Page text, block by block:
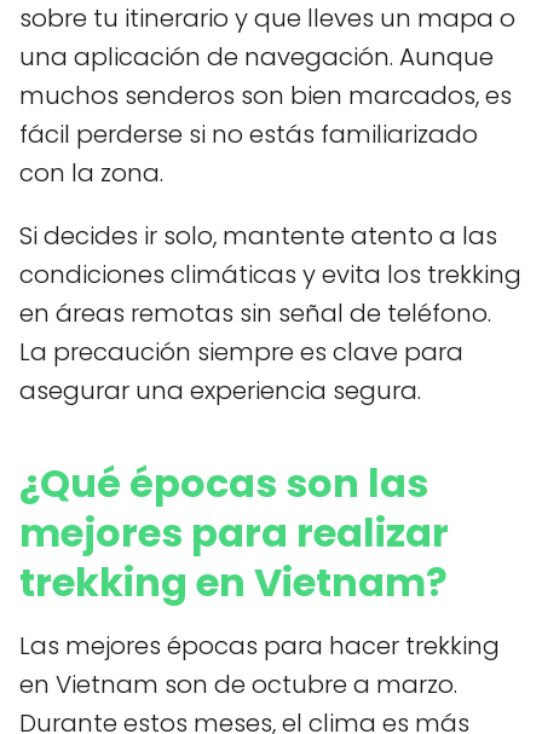
sobre tu itinerario y que lleves un mapa o
una aplicación de navegación. Aunque
muchos senderos son bien marcados, es
fácil perderse si no estás familiarizado
con la zona.
Si decides ir solo, mantente atento a las
condiciones climáticas y evita los trekking
en áreas remotas sin señal de teléfono.
La precaución siempre es clave para
asegurar una experiencia segura.
¿Qué épocas son las
mejores para realizar
trekking en Vietnam?
Las mejores épocas para hacer trekking
en Vietnam son de octubre a marzo.
Durante estos meses, el clima es más